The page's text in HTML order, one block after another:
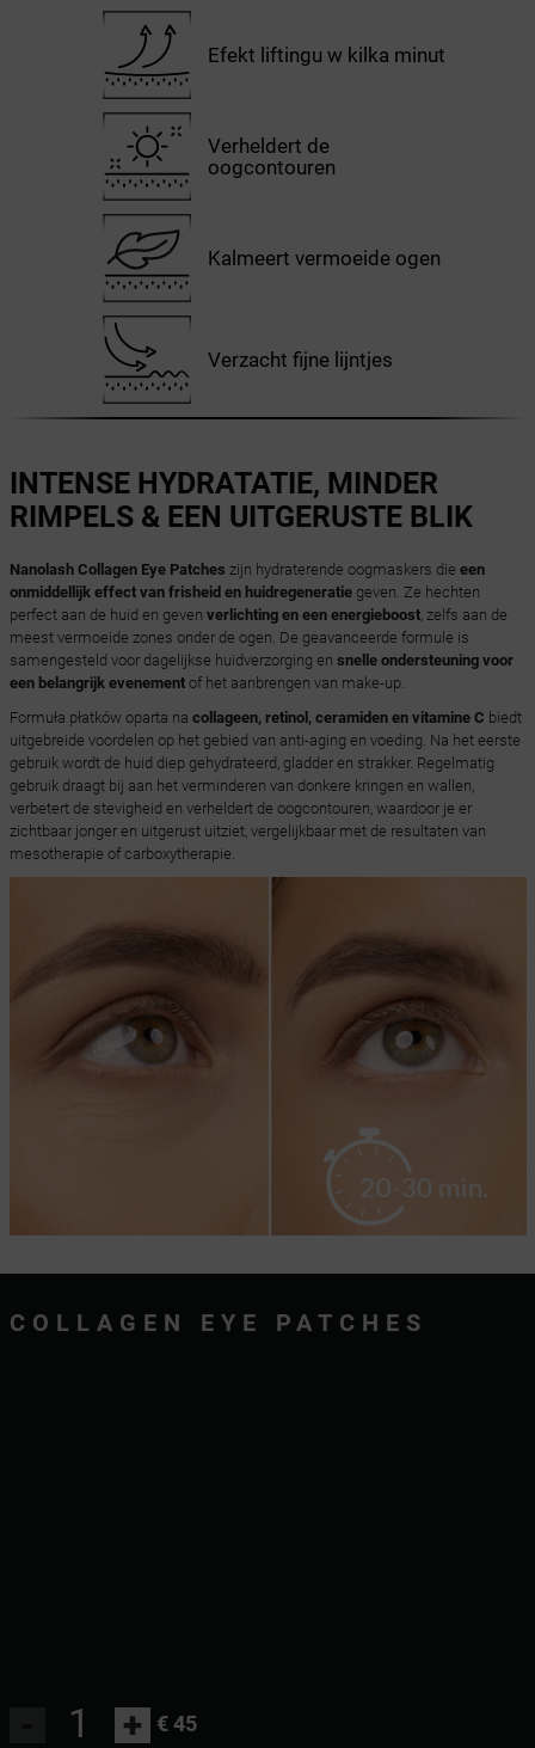
Efekt liftingu w kilka minut
Verheldert de
oogcontouren
Kalmeert vermoeide ogen
Verzacht fijne lijntjes
INTENSE HYDRATATIE, MINDER
RIMPELS & EEN UITGERUSTE BLIK
Nanolash Collagen Eye Patches zijn hydraterende oogmaskers die een
onmiddellijk effect van frisheid en huidregeneratiegeven. Ze hechten
perfect aan de huid en geven verlichting en een energieboost, zelfs aan de
meest vermoeide zones onder de ogen. De geavanceerde formule is
samengesteld voor dagelijkse huidverzorging en snelle ondersteuning voor
een belangrijk evenementof het aanbrengen van make-up.
Formuła płatków oparta na collageen, retinol, ceramiden en vitamine C biedt
uitgebreide voordelen op het gebied van anti-aging en voeding. Na het eerste
gebruik wordt de huid diep gehydrateerd, gladder en strakker. Regelmatig
gebruik draagt bij aan het verminderen van donkere kringen en wallen,
verbetert de stevigheid en verheldert de oogcontouren, waardoor je er
zichtbaar jonger en uitgerust uitziet, vergelijkbaar met de resultaten van
mesotherapie of carboxytherapie.
COLLAGEN EYE PATCHES
+ € 45